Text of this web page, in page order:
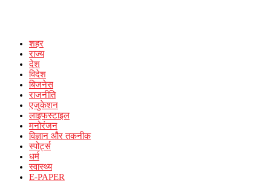
शहर
राज्य
देश
विदेश
बिजनेस
राजनीति
एजुकेशन
लाइफस्टाइल
मनोरंजन
विज्ञान और तकनीक
स्पोर्ट्स
धर्म
स्वास्थ्य
E-PAPER